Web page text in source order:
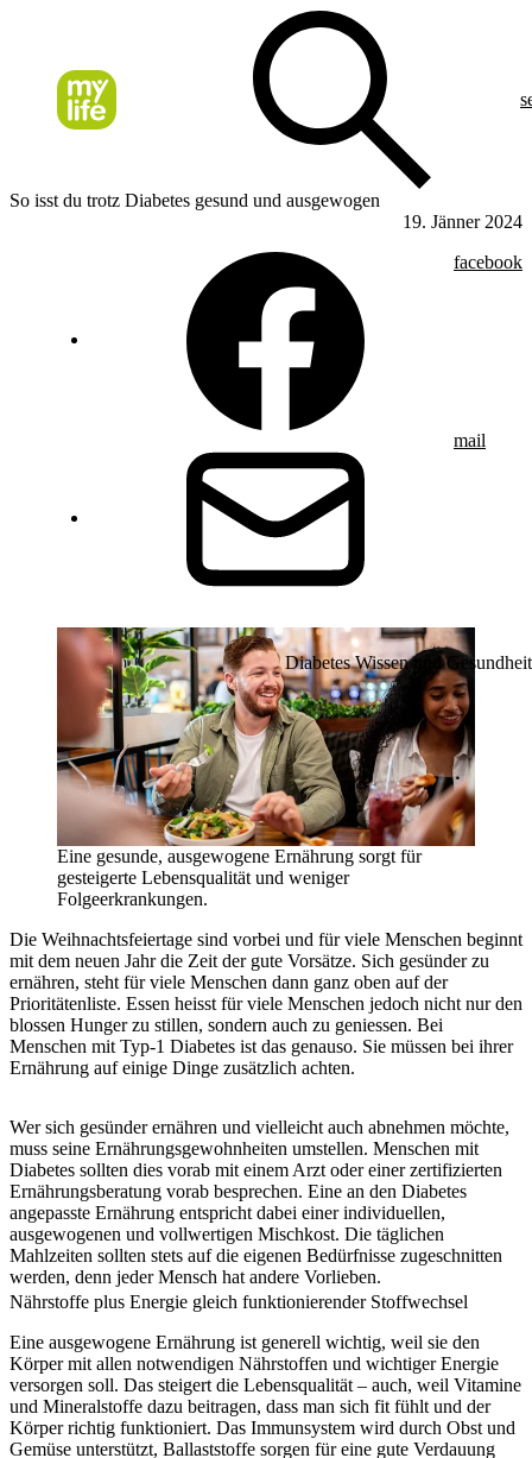
So isst du trotz Diabetes gesund und ausgewogen
19. Jänner 2024
facebook
mail
Diabetes Wissen und Gesundheit
Eine gesunde, ausgewogene Ernährung sorgt für
gesteigerte Lebensqualität und weniger
Folgeerkrankungen.
Die Weihnachtsfeiertage sind vorbei und für viele Menschen beginnt
mit dem neuen Jahr die Zeit der gute Vorsätze. Sich gesünder zu
ernähren, steht für viele Menschen dann ganz oben auf der
Prioritätenliste. Essen heisst für viele Menschen jedoch nicht nur den
blossen Hunger zu stillen, sondern auch zu geniessen. Bei
Menschen mit Typ-1 Diabetes ist das genauso. Sie müssen bei ihrer
Ernährung auf einige Dinge zusätzlich achten.
Wer sich gesünder ernähren und vielleicht auch abnehmen möchte,
muss seine Ernährungsgewohnheiten umstellen. Menschen mit
Diabetes sollten dies vorab mit einem Arzt oder einer zertifizierten
Ernährungsberatung vorab besprechen. Eine an den Diabetes
angepasste Ernährung entspricht dabei einer individuellen,
ausgewogenen und vollwertigen Mischkost. Die täglichen
Mahlzeiten sollten stets auf die eigenen Bedürfnisse zugeschnitten
werden, denn jeder Mensch hat andere Vorlieben.
Nährstoffe plus Energie gleich funktionierender Stoffwechsel
Eine ausgewogene Ernährung ist generell wichtig, weil sie den
Körper mit allen notwendigen Nährstoffen und wichtiger Energie
versorgen soll. Das steigert die Lebensqualität – auch, weil Vitamine
und Mineralstoffe dazu beitragen, dass man sich fit fühlt und der
Körper richtig funktioniert. Das Immunsystem wird durch Obst und
Gemüse unterstützt, Ballaststoffe sorgen für eine gute Verdauung